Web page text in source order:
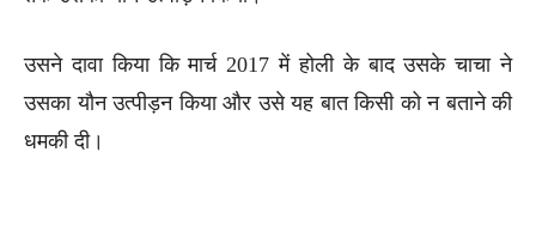
उसने दावा किया कि मार्च 2017 में होली के बाद उसके चाचा ने
उसका यौन उत्पीड़न किया और उसे यह बात किसी को न बताने की
धमकी दी।